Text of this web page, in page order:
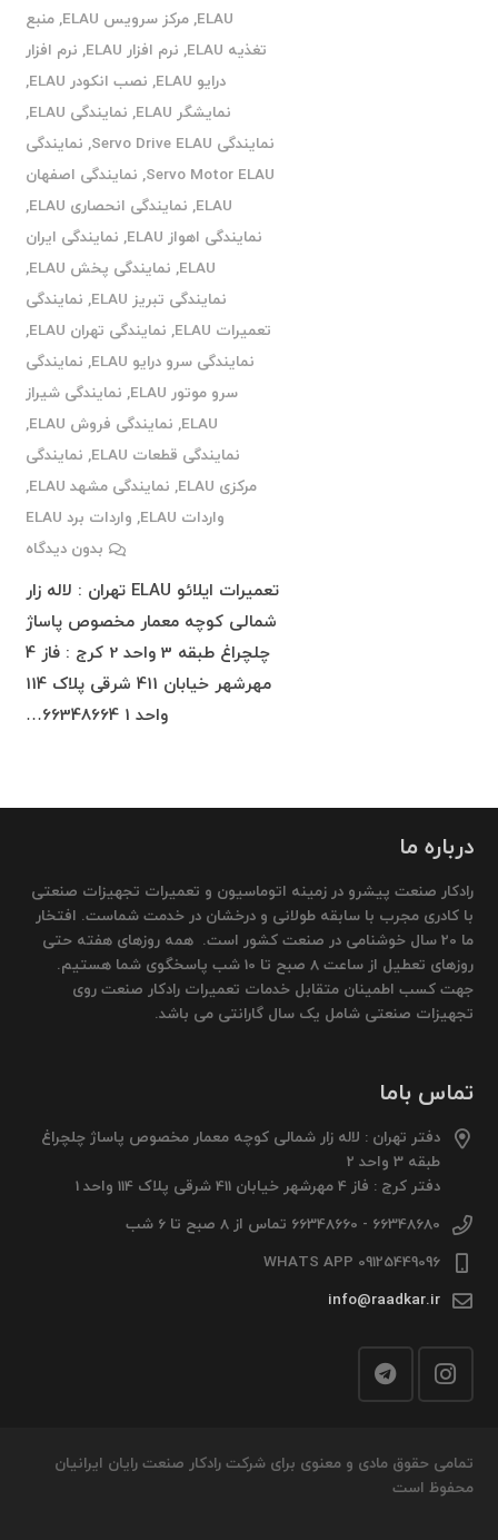
ELAU
,مرکز سرویس ELAU ,منبع
تغذیه ELAU
, نرم افزار ELAU , نرم افزار
درایو ELAU
, نصب انکودر ELAU
,
نمایشگر ELAU
, نمایندگی ELAU
,
نمایندگی Servo Drive ELAU
, نمایندگی
Servo Motor ELAU
, نمایندگی اصفهان
ELAU
, نمایندگی انحصاری ELAU
,
نمایندگی اهواز ELAU
, نمایندگی ایران
ELAU
, نمایندگی پخش ELAU
,
نمایندگی تبریز ELAU
, نمایندگی
تعمیرات ELAU
, نمایندگی تهران ELAU
,
نمایندگی سرو درایو ELAU
, نمایندگی
سرو موتور ELAU
, نمایندگی شیراز
ELAU
, نمایندگی فروش ELAU
,
نمایندگی قطعات ELAU
, نمایندگی
مرکزی ELAU
, نمایندگی مشهد ELAU
,
واردات ELAU
, واردات برد ELAU
بدون دیدگاه
تعمیرات ایلائو ELAU تهران : لاله زار
شمالی کوچه معمار مخصوص پاساژ
چلچراغ طبقه 3 واحد 2 کرج : فاز 4
مهرشهر خیابان 411 شرقی پلاک 114
واحد 1 66348664…
درباره ما
رادکار صنعت پیشرو در زمینه اتوماسیون و تعمیرات تجهیزات صنعتی
با کادری مجرب با سابقه طولانی و درخشان در خدمت شماست. افتخار
ما 20 سال خوشنامی در صنعت کشور است. همه روزهای هفته حتی
روزهای تعطیل از ساعت 8 صبح تا 10 شب پاسخگوی شما هستیم.
جهت کسب اطمینان متقابل خدمات تعمیرات رادکار صنعت روی
تجهیزات صنعتی شامل یک سال گارانتی می باشد.
تماس باما
دفتر تهران : لاله زار شمالی کوچه معمار مخصوص پاساژ چلچراغ
طبقه 3 واحد 2
دفتر کرج : فاز 4 مهرشهر خیابان 411 شرقی پلاک 114 واحد 1
66348680 - 66348660 تماس از 8 صبح تا 6 شب
09125449096 WHATS APP
info@raadkar.ir
تمامی حقوق مادی و معنوی برای شرکت رادکار صنعت رایان ایرانیان
محفوظ است